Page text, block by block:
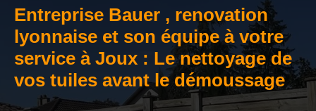
Entreprise Bauer , renovation
lyonnaise et son équipe à votre
service à Joux : Le nettoyage de
vos tuiles avant le démoussage